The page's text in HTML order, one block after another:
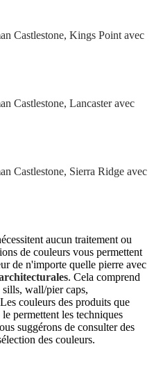
aucun traitement ou
de couleurs vous permettent
de n'importe quelle pierre avec
. Cela comprend
sills, wall/pier caps,
couleurs des produits que
permettent les techniques
suggérons de consulter des
des couleurs.